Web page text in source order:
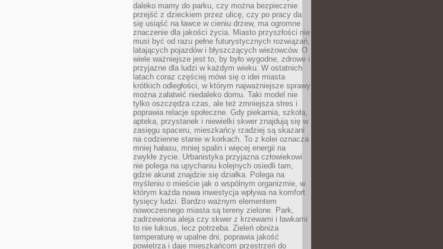
daleko mamy do parku, czy można bezpiecznie
przejść z dzieckiem przez ulicę, czy po pracy da
się usiąść na ławce w cieniu drzew, ma ogromne
znaczenie dla jakości życia. Miasto przyszłości nie
musi być od razu pełne futurystycznych rozwiązań,
latających pojazdów i błyszczących wieżowców. O
wiele ważniejsze jest to, by było wygodne, zdrowe i
przyjazne dla ludzi w każdym wieku. W ostatnich
latach coraz częściej mówi się o idei miasta
krótkich odległości, w którym najważniejsze sprawy
można załatwić niedaleko domu. Taki model nie
tylko oszczędza czas, ale też zmniejsza stres i
poprawia relacje społeczne. Gdy piekarnia, szkoła,
apteka, przystanek i niewielki skwer znajdują się w
zasięgu spaceru, mieszkańcy rzadziej są skazani
na codzienne stanie w korkach. To z kolei oznacza
mniej hałasu, mniej spalin i więcej energii na
zwykłe życie. Urbanistyka przyjazna człowiekowi
nie polega na upychaniu kolejnych osiedli tam,
gdzie akurat znajdzie się działka. Polega na
myśleniu o mieście jak o wspólnym organizmie, w
którym każda nowa inwestycja wpływa na komfort
tysięcy ludzi. Bardzo ważnym elementem
nowoczesnego miasta są tereny zielone. Park,
zadrzewiona aleja czy skwer z krzewami i ławkami
to nie luksus, lecz potrzeba. Zieleń obniża
temperaturę w upalne dni, poprawia jakość
powietrza i daje mieszkańcom przestrzeń do